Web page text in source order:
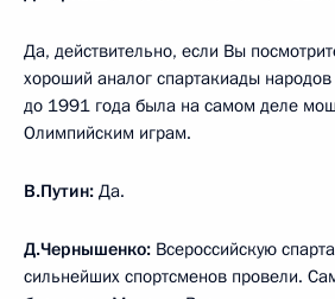
Да, действительно, если Вы
хороший аналог спартакиады
до 1991 года была на самом деле
Олимпийским играм.
В.Путин: Да.
Д.Чернышенко: Всероссийскую
сильнейших спортсменов провели.